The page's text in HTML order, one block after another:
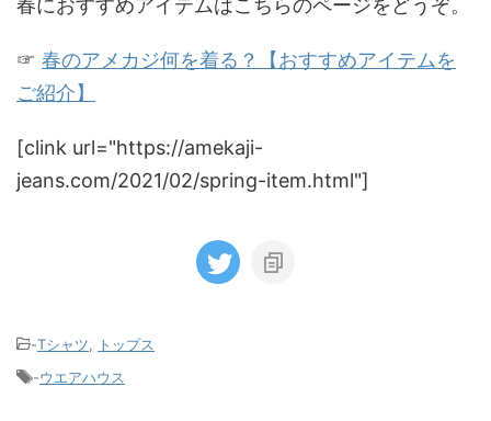
☞ 春のアメカジ何を着る？【おすすめアイテムを
ご紹介】
[clink url="https://amekaji-
jeans.com/2021/02/spring-item.html"]
-Tシャツ
トップス
-ウエアハウス